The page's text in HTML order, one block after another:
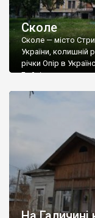
Сколе
Сколе — місто
України, колишній
річки Опір в
Бойківщини,
загальнодержавні
автодорога E50
залізниця Київ-
Щодо походження